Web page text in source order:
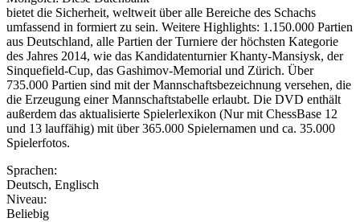
bietet die Sicherheit, weltweit über alle Bereiche des Schachs
umfassend in formiert zu sein. Weitere Highlights: 1.150.000 Partien
aus Deutschland, alle Partien der Turniere der höchsten Kategorie
des Jahres 2014, wie das Kandidatenturnier Khanty-Mansiysk, der
Sinquefield-Cup, das Gashimov-Memorial und Zürich. Über
735.000 Partien sind mit der Mannschaftsbezeichnung versehen, die
die Erzeugung einer Mannschaftstabelle erlaubt. Die DVD enthält
außerdem das aktualisierte Spielerlexikon (Nur mit ChessBase 12
und 13 lauffähig) mit über 365.000 Spielernamen und ca. 35.000
Spielerfotos.
Sprachen:
Deutsch, Englisch
Niveau:
Beliebig